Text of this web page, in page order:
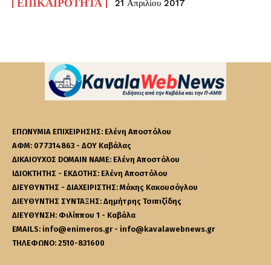
21 Απριλίου 2017
ΕΠΩΝΥΜΙΑ ΕΠΙΧΕΙΡΗΣΗΣ: Ελένη Αποστόλου
ΑΦΜ: 077314863 - ΔΟΥ Καβάλας
ΔΙΚΑΙΟΥΧΟΣ DOMAIN NAME: Ελένη Αποστόλου
ΙΔΙΟΚΤΗΤΗΣ - ΕΚΔΟΤΗΣ: Ελένη Αποστόλου
ΔΙΕΥΘΥΝΤΗΣ - ΔΙΑΧΕΙΡΙΣΤΗΣ: Μάκης Κακουσόγλου
ΔΙΕΥΘΥΝΤΗΣ ΣΥΝΤΑΞΗΣ: Δημήτρης Τσιπιζίδης
ΔΙΕΥΘΥΝΣΗ: Φιλίππου 1 - Καβάλα
EMAILS: info@enimeros.gr - info@kavalawebnews.gr
ΤΗΛΕΦΩΝΟ: 2510-831600